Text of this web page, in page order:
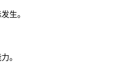
生。
。